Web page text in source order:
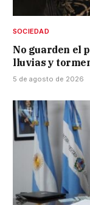
SOCIEDAD
No guarden el
lluvias y
5 de agosto de 2026